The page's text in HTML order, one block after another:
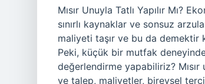
Mısır Unuyla Tatlı Yapılır Mı?
sınırlı kaynaklar ve sonsuz
maliyeti taşır ve bu da demektir
Peki, küçük bir mutfak
değerlendirme yapabiliriz?
ve talep, maliyetler, bireysel